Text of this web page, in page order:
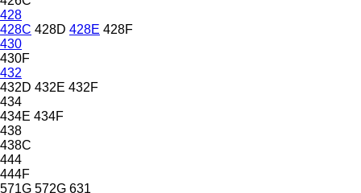
428
428C 428D 428E 428F
430
430F
432
432D 432E 432F
434
434E 434F
438
438C
444
444F
571G 572G 631